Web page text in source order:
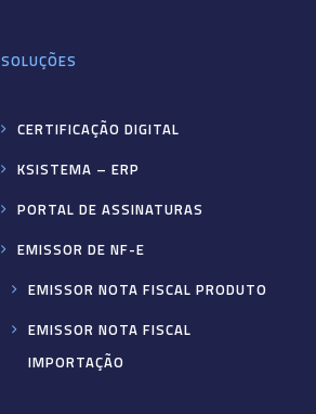
SOLUÇÕES
CERTIFICAÇÃO DIGITAL
KSISTEMA – ERP
PORTAL DE ASSINATURAS
EMISSOR DE NF-E
EMISSOR NOTA FISCAL PRODUTO
EMISSOR NOTA FISCAL
IMPORTAÇÃO